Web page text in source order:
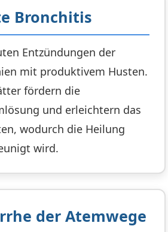
Bronchitis
Entzündungen der
mit produktivem Husten.
fördern die
und erleichtern das
wodurch die Heilung
wird.
der Atemwege